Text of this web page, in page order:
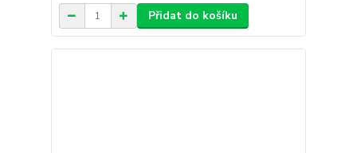
Přidat do košíku